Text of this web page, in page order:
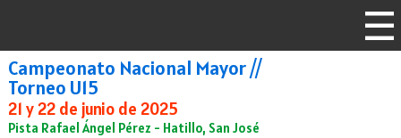
Campeonato Nacional Mayor //
Torneo U15
21 y 22 de junio de 2025
Pista Rafael Ángel Pérez - Hatillo, San José